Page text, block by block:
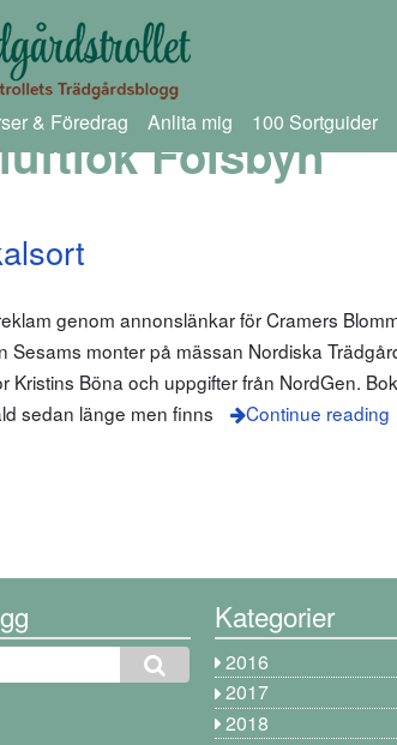
& Föredrag Anlita mig 100 Sortguider
luftlök Fölsbyn
genom annonslänkar för Cramers
Sesams monter på mässan Nordiska
Kristins Böna och uppgifter från NordGen.
sedan länge men finns
Continue reading
Kategorier
2016
2017
2018